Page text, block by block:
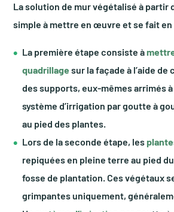
La solution de mur végétalisé à partir
simple à mettre en œuvre et se fait en
La première étape consiste à
quadrillage sur la façade à l’aide
des supports, eux-mêmes arrimés
système d’irrigation par goutte à
au pied des plantes.
Lors de la seconde étape, les
repiquées en pleine terre au pied
fosse de plantation. Ces végétaux
grimpantes uniquement,